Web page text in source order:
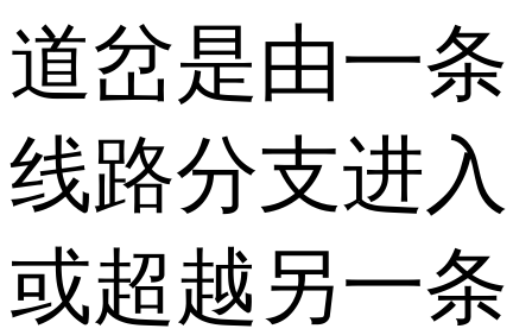
道岔是由一条
线路分支进入
或超越另一条